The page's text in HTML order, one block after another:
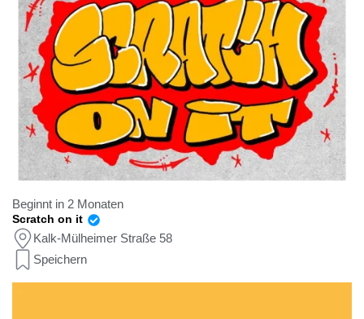
Beginnt in 2 Monaten
Scratch on it
Kalk-Mülheimer Straße 58
Speichern